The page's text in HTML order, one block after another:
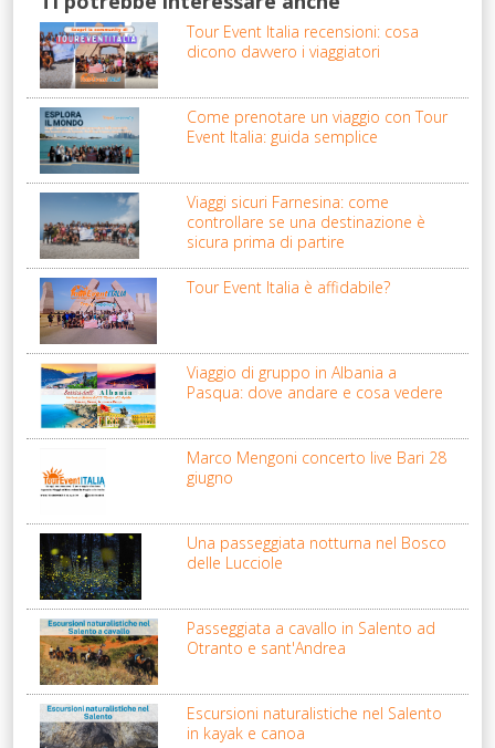
Tour Event Italia recensioni: cosa
dicono davvero i viaggiatori
Come prenotare un viaggio con Tour
Event Italia: guida semplice
Viaggi sicuri Farnesina: come
controllare se una destinazione è
sicura prima di partire
Tour Event Italia è affidabile?
Viaggio di gruppo in Albania a
Pasqua: dove andare e cosa vedere
Marco Mengoni concerto live Bari 28
giugno
Una passeggiata notturna nel Bosco
delle Lucciole
Passeggiata a cavallo in Salento ad
Otranto e sant'Andrea
Escursioni naturalistiche nel Salento
in kayak e canoa